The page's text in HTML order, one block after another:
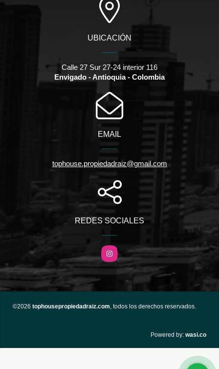
UBICACIÓN
Calle 27 Sur 27-24 interior 116
Envigado - Antioquia - Colombia
EMAIL
tophouse.propiedadraiz@gmail.com
REDES SOCIALES
Instagram
©2026 tophousepropiedadraiz.com, todos los derechos reservados.
Powered by: wasi.co